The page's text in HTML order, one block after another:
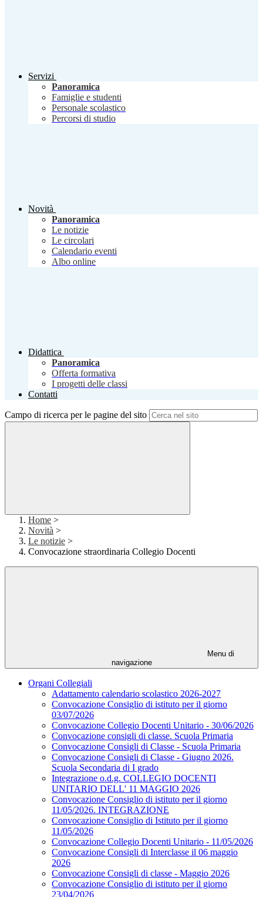
Servizi
Panoramica
Famiglie e studenti
Personale scolastico
Percorsi di studio
Novità
Panoramica
Le notizie
Le circolari
Calendario eventi
Albo online
Didattica
Panoramica
Offerta formativa
I progetti delle classi
Contatti
Campo di ricerca per le pagine del sito
Home >
Novità >
Le notizie >
Convocazione straordinaria Collegio Docenti
Menu di
navigazione
Organi Collegiali
Adattamento calendario scolastico 2026-2027
Convocazione Consiglio di istituto per il giorno
03/07/2026
Convocazione Collegio Docenti Unitario - 30/06/2026
Convocazione consigli di classe. Scuola Primaria
Convocazione Consigli di Classe - Scuola Primaria
Convocazione Consigli di Classe - Giugno 2026.
Scuola Secondaria di I grado
Integrazione o.d.g. COLLEGIO DOCENTI
UNITARIO DELL' 11 MAGGIO 2026
Convocazione Consiglio di istituto per il giorno
11/05/2026. INTEGRAZIONE
Convocazione Consiglio di Istituto per il giorno
11/05/2026
Convocazione Collegio Docenti Unitario - 11/05/2026
Convocazione Consigli di Interclasse il 06 maggio
2026
Convocazione Consigli di classe - Maggio 2026
Convocazione Consiglio di istituto per il giorno
23/04/2026